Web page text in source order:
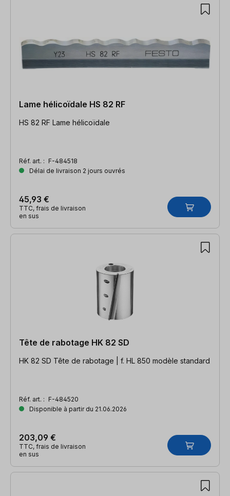
Lame hélicoïdale HS 82 RF
HS 82 RF Lame hélicoïdale
Réf. art. : F-484518
Délai de livraison 2 jours ouvrés
45,93 €
TTC, frais de livraison
en sus
Tête de rabotage HK 82 SD
HK 82 SD Tête de rabotage | f. HL 850 modèle standard
Réf. art. : F-484520
Disponible à partir du 21.06.2026
203,09 €
TTC, frais de livraison
en sus